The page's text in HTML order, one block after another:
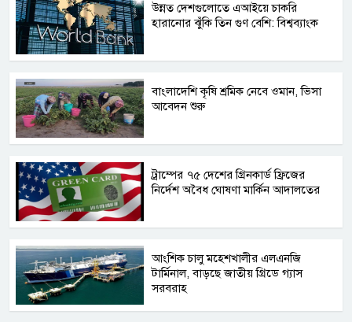
উন্নত দেশগুলোতে এআইয়ে চাকরি
হারানোর ঝুঁকি তিন গুণ বেশি: বিশ্বব্যাংক
বাংলাদেশি কৃষি শ্রমিক নেবে ওমান, ভিসা
আবেদন শুরু
ট্রাম্পের ৭৫ দেশের গ্রিনকার্ড ফ্রিজের
নির্দেশ অবৈধ ঘোষণা মার্কিন আদালতের
আংশিক চালু মহেশখালীর এলএনজি
টার্মিনাল, বাড়ছে জাতীয় গ্রিডে গ্যাস
সরবরাহ